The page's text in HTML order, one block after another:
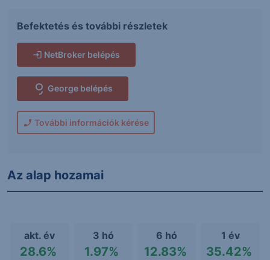
Befektetés és további részletek
NetBroker belépés
George belépés
További információk kérése
Az alap hozamai
akt. év
28.6%
3 hó
1.97%
6 hó
12.83%
1 év
35.42%